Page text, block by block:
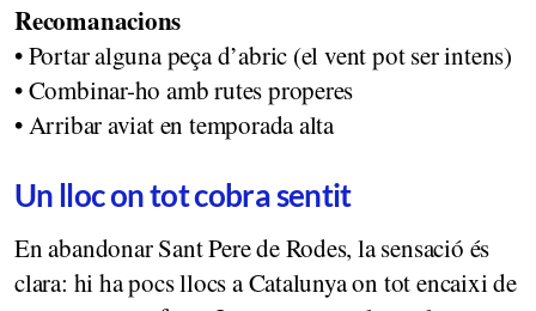
Recomanacions
• Portar alguna peça d’abric (el vent pot ser intens)
• Combinar-ho amb rutes properes
• Arribar aviat en temporada alta
Un lloc on tot cobra sentit
En abandonar Sant Pere de Rodes, la sensació és
clara: hi ha pocs llocs a Catalunya on tot encaixi de